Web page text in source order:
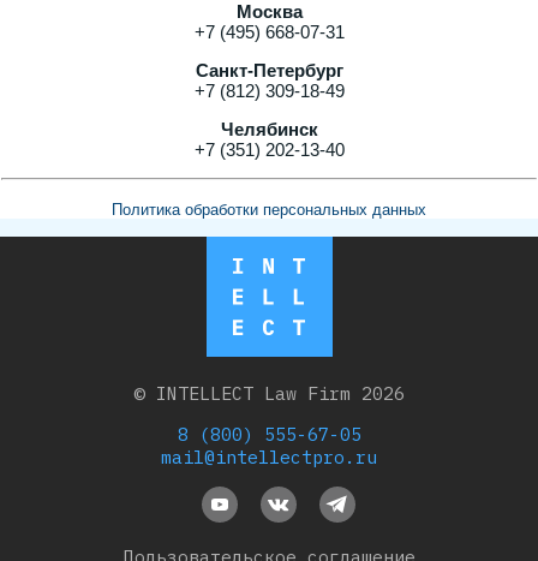
Москва
+7 (495) 668-07-31
Санкт-Петербург
+7 (812) 309-18-49
Челябинск
+7 (351) 202-13-40
Политика обработки персональных данных
© INTELLECT Law Firm 2026
8 (800) 555-67-05
mail@intellectpro.ru